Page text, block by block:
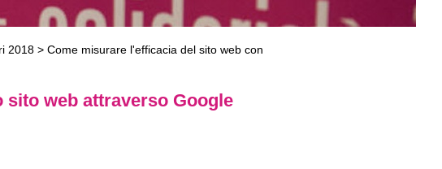
2018 > Come misurare l'efficacia del sito web con
web attraverso Google